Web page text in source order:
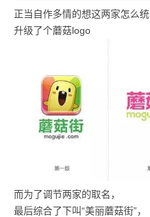
正当自作多情的想这两家怎么
升级了个蘑菇logo
而为了调节两家的取名，
最后综合了下叫“美丽蘑菇街”，